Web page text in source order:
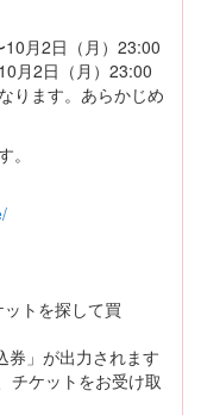
月2日（月）23:00
月2日（月）23:00
ります。あらかじめ
トを探して買
券」が出力されます
チケットをお受け取